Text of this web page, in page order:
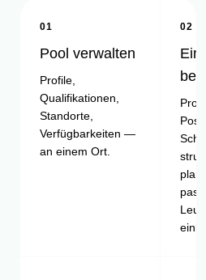
01
Pool verwalten
Profile,
Qualifikationen,
Standorte,
Verfügbarkeiten —
an einem Ort.
02